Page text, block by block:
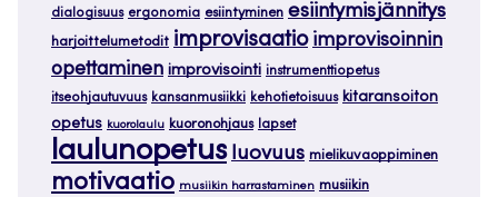
dialogisuus ergonomia esiintyminen esiintymisjännitys
harjoittelumetodit improvisaatio improvisoinnin
opettaminen improvisointi instrumenttiopetus
itseohjautuvuus kansanmusiikki kehotietoisuus kitaransoiton
opetus kuorolaulu kuoronohjaus lapset
laulunopetus luovuus mielikuvaoppiminen
motivaatio musiikin harrastaminen musiikin